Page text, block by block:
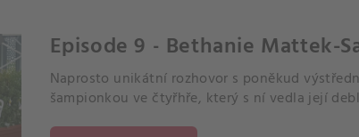
Episode 9 - Bethanie Mattek-
Naprosto unikátní rozhovor s poněkud
šampionkou ve čtyřhře, který s ní vedla její